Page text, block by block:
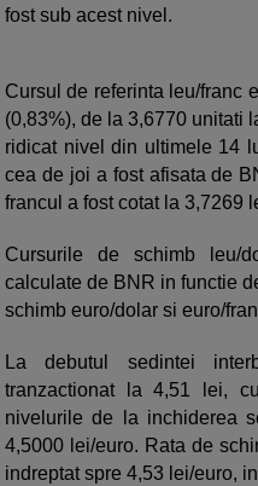
fost sub acest nivel.
Cursul de referinta leu/franc
(0,83%), de la 3,6770 unitati
ridicat nivel din ultimele 14
cea de joi a fost afisata de
francul a fost cotat la 3,7269
Cursurile de schimb leu/
calculate de BNR in functie
schimb euro/dolar si euro/
La debutul sedintei
tranzactionat la 4,51 lei,
nivelurile de la inchiderea
4,5000 lei/euro. Rata de
indreptat spre 4,53 lei/euro,